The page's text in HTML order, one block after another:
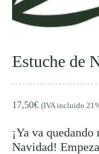
Estuche de
17,50€ (IVA incluido
¡Ya va
Navidad!